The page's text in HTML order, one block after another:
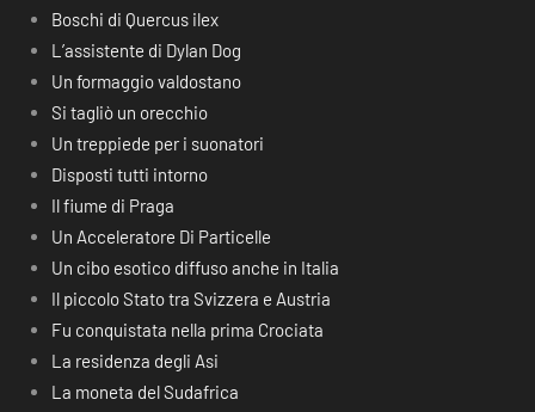
Boschi di Quercus ilex
L’assistente di Dylan Dog
Un formaggio valdostano
Si tagliò un orecchio
Un treppiede per i suonatori
Disposti tutti intorno
Il fiume di Praga
Un Acceleratore Di Particelle
Un cibo esotico diffuso anche in Italia
Il piccolo Stato tra Svizzera e Austria
Fu conquistata nella prima Crociata
La residenza degli Asi
La moneta del Sudafrica